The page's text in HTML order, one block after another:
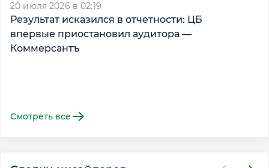
20 июля 2026 в 02:19
Результат исказился в отчетности: ЦБ
впервые приостановил аудитора —
Коммерсантъ
Смотреть все